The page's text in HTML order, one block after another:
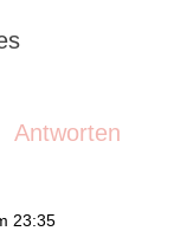
Antworten
23:35